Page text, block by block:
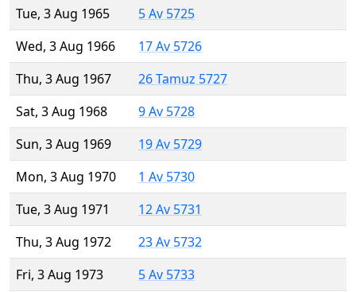
Tue, 3 Aug 1965
5 Av 5725
Wed, 3 Aug 1966
17 Av 5726
Thu, 3 Aug 1967
26 Tamuz 5727
Sat, 3 Aug 1968
9 Av 5728
Sun, 3 Aug 1969
19 Av 5729
Mon, 3 Aug 1970
1 Av 5730
Tue, 3 Aug 1971
12 Av 5731
Thu, 3 Aug 1972
23 Av 5732
Fri, 3 Aug 1973
5 Av 5733